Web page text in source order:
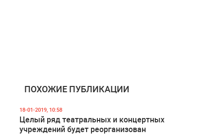
ПОХОЖИЕ ПУБЛИКАЦИИ
18-01-2019, 10:58
Целый ряд театральных и концертных
учреждений будет реорганизован